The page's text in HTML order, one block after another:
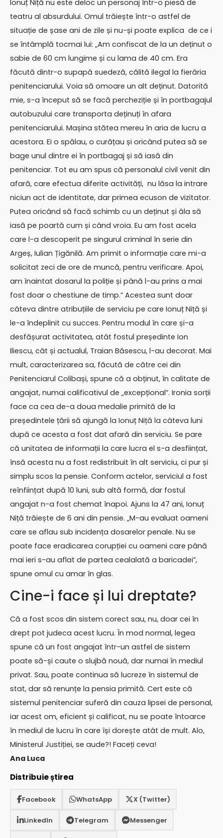
Ionuț Niță nu este deloc un personaj într-o piesă de
teatru al absurdului. Omul trăiește într-o astfel de
situație de șase ani de zile și nu-și poate explica de ce i
se întâmplă tocmai lui: „Am confiscat de la un deținut o
sabie de 60 cm lungime și cu lama de 40 cm. Era
făcută dintr-o supapă suedeză, călită ilegal la fierăria
penitenciarului. Voia să omoare un alt deținut. Datorită
mie, s-a început să se facă percheziție și în portbagajul
autobuzului care transporta deținuți în afara
penitenciarului. Mașina stătea mereu în aria de lucru a
acestora. Ei o spălau, o curățau și oricând putea să se
bage unul dintre ei în portbagaj și să iasă din
penitenciar. Tot eu am spus că personalul civil venit din
afară, care efectua diferite activități, nu lăsa la intrare
niciun act de identitate, dar primea ecuson de vizitator.
Putea oricând să facă schimb cu un deținut și ăla să
iasă pe poartă cum și când vroia. Eu am fost acela
care l-a descoperit pe singurul criminal în serie din
Argeș, Iulian Țigănilă. Am primit o informație care mi-a
solicitat zeci de ore de muncă, pentru verificare. Apoi,
am înaintat dosarul la poliție și până l-au prins a mai
fost doar o chestiune de timp.” Acestea sunt doar
câteva dintre atribuțiile de serviciu pe care Ionuț Niță și
le-a îndeplinit cu succes. Pentru modul în care și-a
desfășurat activitatea, atât fostul președinte Ion
Iliescu, cât și actualul, Traian Băsescu, l-au decorat. Mai
mult, caracterizarea sa, făcută de către cei din
Penitenciarul Colibași, spune că a obținut, în calitate de
angajat, numai calificativul de „excepțional”. Ironia sorții
face ca cea de-a doua medalie primită de la
președintele țării să ajungă la Ionuț Niță la câteva luni
după ce acesta a fost dat afară din serviciu. Se pare
că unitatea de informații la care lucra el s-a desființat,
însă acesta nu a fost redistribuit în alt serviciu, ci pur și
simplu scos la pensie. Conform actelor, serviciul a fost
reînființat după 10 luni, sub altă formă, dar fostul
angajat n-a fost chemat înapoi. Ajuns la 47 ani, Ionuț
Niță trăiește de 6 ani din pensie. „M-au evaluat oameni
care se aflau sub incidența dosarelor penale. Nu se
poate face eradicarea corupției cu oameni care până
mai ieri s-au aflat de partea cealalată a baricadei”,
spune omul cu amar în glas.
Cine-i face și lui dreptate?
Că a fost scos din sistem corect sau, nu, doar cei în
drept pot judeca acest lucru. În mod normal, legea
spune că un fost angajat într-un astfel de sistem
poate să-și caute o slujbă nouă, dar numai în mediul
privat. Sau, poate continua să lucreze în sistemul de
stat, dar să renunțe la pensia primită. Cert este că
sistemul penitenciar suferă din cauza lipsei de personal,
iar acest om, eficient și calificat, nu se poate întoarce
în mediul de lucru în care își dorește atât de mult. Alo,
Ministerul Justiției, se aude?! Faceți ceva!
Ana Luca
Distribuie știrea
Facebook WhatsApp X (Twitter)
LinkedIn Telegram Messenger